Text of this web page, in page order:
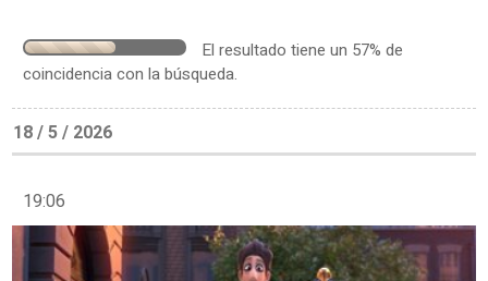
El resultado tiene un 57% de
coincidencia con la búsqueda.
18 / 5 / 2026
19:06